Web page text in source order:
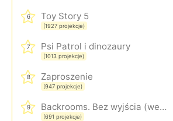
6 Toy Story 5
(1927 projekcje)
7 Psi Patrol i dinozaury
(1013 projekcje)
8 Zaproszenie
(947 projekcje)
9 Backrooms. Bez wyjścia (wersja rozszerzona)
(691 projekcje)